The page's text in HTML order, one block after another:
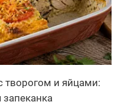
творогом и яйцами:
запеканка